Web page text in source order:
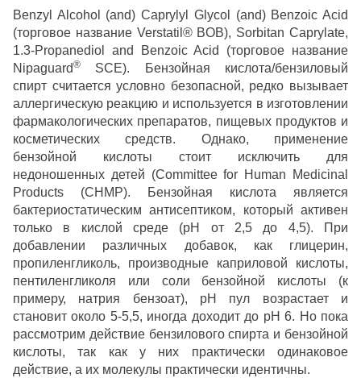
Benzyl Alcohol (and) Caprylyl Glycol (and) Benzoic Acid
(торговое название Verstatil® BOB), Sorbitan Caprylate,
1.3-Propanediol and Benzoic Acid (торговое название
Nipaguard®
SCE). Бензойная кислота/бензиловый
спирт считается условно безопасной, редко вызывает
аллергическую реакцию и используется в изготовлении
фармакологических препаратов, пищевых продуктов и
косметических средств. Однако, применение
бензойной кислоты стоит исключить для
недоношенных детей (Committee for Human Medicinal
Products (CHMP). Бензойная кислота является
бактериостатическим антисептиком, который активен
только в кислой среде (рН от 2,5 до 4,5). При
добавлении различных добавок, как глицерин,
пропиленгликоль, производные каприловой кислоты,
пентиленгликоля или соли бензойной кислоты (к
примеру, натрия бензоат), рН пул возрастает и
становит около 5-5,5, иногда доходит до рН 6. Но пока
рассмотрим действие бензилового спирта и бензойной
кислоты, так как у них практически одинаковое
действие, а их молекулы практически идентичны.